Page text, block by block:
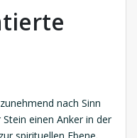
nach Sinn
einen Anker in der